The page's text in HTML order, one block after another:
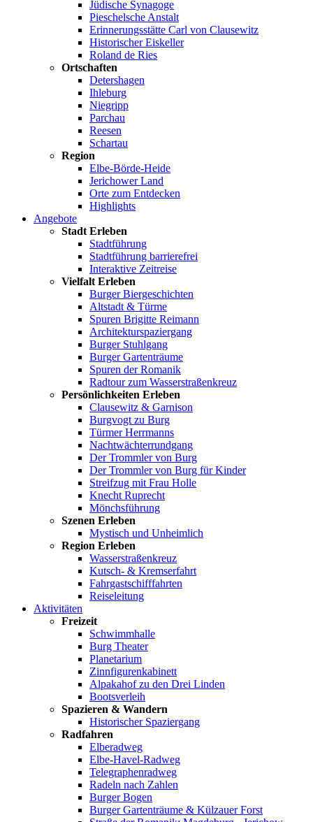
Jüdische Synagoge
Pieschelsche Anstalt
Erinnerungsstätte Carl von Clausewitz
Historischer Eiskeller
Roland de Ries
Ortschaften
Detershagen
Ihleburg
Niegripp
Parchau
Reesen
Schartau
Region
Elbe-Börde-Heide
Jerichower Land
Orte zum Entdecken
Highlights
Angebote
Stadt Erleben
Stadtführung
Stadtführung barrierefrei
Interaktive Zeitreise
Vielfalt Erleben
Burger Biergeschichten
Altstadt & Türme
Spuren Brigitte Reimann
Architekturspaziergang
Burger Stuhlgang
Burger Gartenträume
Spuren der Romanik
Radtour zum Wasserstraßenkreuz
Persönlichkeiten Erleben
Clausewitz & Garnison
Burgvogt zu Burg
Türmer Herrmanns
Nachtwächterrundgang
Der Trommler von Burg
Der Trommler von Burg für Kinder
Streifzug mit Frau Holle
Knecht Ruprecht
Mönchsführung
Szenen Erleben
Mystisch und Unheimlich
Region Erleben
Wasserstraßenkreuz
Kutsch- & Kremserfahrt
Fahrgastschifffahrten
Reiseleitung
Aktivitäten
Freizeit
Schwimmhalle
Burg Theater
Planetarium
Zinnfigurenkabinett
Alpakahof zu den Drei Linden
Bootsverleih
Spazieren & Wandern
Historischer Spaziergang
Radfahren
Elberadweg
Elbe-Havel-Radweg
Telegraphenradweg
Radeln nach Zahlen
Burger Bogen
Burger Gartenträume & Külzauer Forst